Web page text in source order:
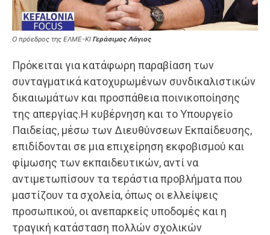
Ο πρόεδρος της ΕΛΜΕ-ΚΙ Γεράσιμος Λάγιος
Πρόκειται για κατάφωρη παραβίαση των
συνταγματικά κατοχυρωμένων συνδικαλιστικών
δικαιωμάτων και προσπάθεια ποινικοποίησης
της απεργίας.Η κυβέρνηση και το Υπουργείο
Παιδείας, μέσω των Διευθύνσεων Εκπαίδευσης,
επιδίδονται σε μια επιχείρηση εκφοβισμού και
φίμωσης των εκπαιδευτικών, αντί να
αντιμετωπίσουν τα τεράστια προβλήματα που
μαστίζουν τα σχολεία, όπως οι ελλείψεις
προσωπικού, οι ανεπαρκείς υποδομές και η
τραγική κατάσταση πολλών σχολικών